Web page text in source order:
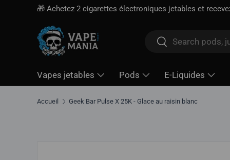
🎁 Achetez 2 cigarettes électroniques jetables et
Rechercher
Rechercher
Vapes jetables Pods E-Liquides
Accueil Geek Bar Pulse X 25K - Glace au raisin blanc